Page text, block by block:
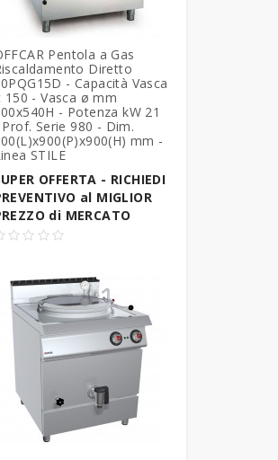
Pentola a Gas
Diretto
- Capacità Vasca
150 - Vasca ø mm
- Potenza kW 21
Prof. Serie 980 - Dim.
mm -
STILE
OFFERTA - RICHIEDI
al MIGLIOR
di MERCATO